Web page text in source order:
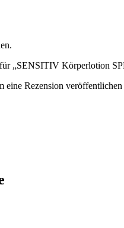
„SENSITIV Körperlotion
eine Rezension veröffentlichen